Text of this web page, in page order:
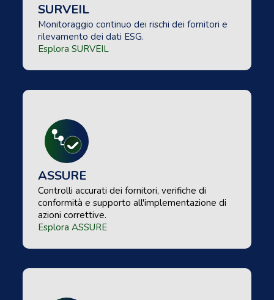
SURVEIL
Monitoraggio continuo dei rischi dei fornitori e
rilevamento dei dati ESG.
Esplora SURVEIL
ASSURE
Controlli accurati dei fornitori, verifiche di
conformità e supporto all'implementazione di
azioni correttive.
Esplora ASSURE